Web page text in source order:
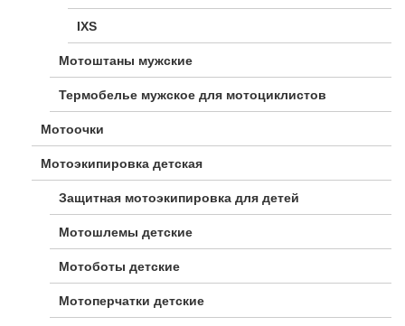
IXS
Мотоштаны мужские
Термобелье мужское для мотоциклистов
Мотоочки
Мотоэкипировка детская
Защитная мотоэкипировка для детей
Мотошлемы детские
Мотоботы детские
Мотоперчатки детские